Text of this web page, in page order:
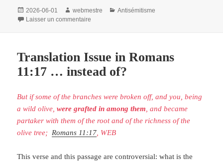
Publié
le
2026-06-01 Auteur
webmestre Catégories
Antisémitisme
Laisser un commentaire
Translation Issue in Romans
11:17 … instead of?
But if some of the branches were broken off, and you, being
a wild olive,were grafted in among them, and became
partaker with them of the root and of the richness of the
olive tree;Romans 11:17, WEB
This verse and this passage are controversial: what is the